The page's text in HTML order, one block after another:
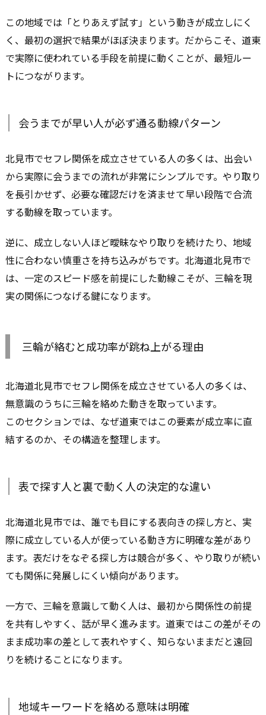
この地域では「とりあえず試す」という動きが成立しにく
く、最初の選択で結果がほぼ決まります。だからこそ、道東
で実際に使われている手段を前提に動くことが、最短ルー
トにつながります。
会うまでが早い人が必ず通る動線パターン
北見市でセフレ関係を成立させている人の多くは、出会い
から実際に会うまでの流れが非常にシンプルです。やり取り
を長引かせず、必要な確認だけを済ませて早い段階で合流
する動線を取っています。
逆に、成立しない人ほど曖昧なやり取りを続けたり、地域
性に合わない慎重さを持ち込みがちです。北海道北見市で
は、一定のスピード感を前提にした動線こそが、三輪を現
実の関係につなげる鍵になります。
三輪が絡むと成功率が跳ね上がる理由
北海道北見市でセフレ関係を成立させている人の多くは、
無意識のうちに三輪を絡めた動きを取っています。
このセクションでは、なぜ道東ではこの要素が成立率に直
結するのか、その構造を整理します。
表で探す人と裏で動く人の決定的な違い
北海道北見市では、誰でも目にする表向きの探し方と、実
際に成立している人が使っている動き方に明確な差があり
ます。表だけをなぞる探し方は競合が多く、やり取りが続い
ても関係に発展しにくい傾向があります。
一方で、三輪を意識して動く人は、最初から関係性の前提
を共有しやすく、話が早く進みます。道東ではこの差がその
まま成功率の差として表れやすく、知らないままだと遠回
りを続けることになります。
地域キーワードを絡める意味は明確